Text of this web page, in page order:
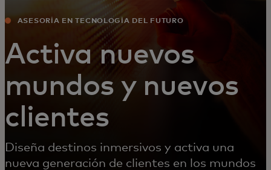
ASESORÍA EN TECNOLOGÍA DEL FUTURO
Activa nuevos
mundos y nuevos
clientes
Diseña destinos inmersivos y activa una
nueva generación de clientes en los mundos